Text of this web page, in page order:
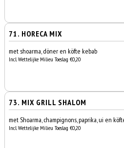
71. HORECA MIX
met shoarma, döner en köfte kebab
Incl. Wettelijke Milieu Toeslag €0,20
73. MIX GRILL SHALOM
met Shoarma, champignons, paprika, ui en
Incl. Wettelijke Milieu Toeslag €0,20